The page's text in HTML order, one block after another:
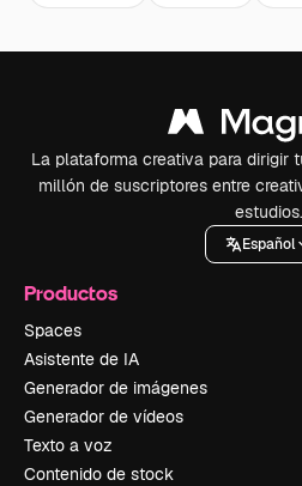
La plataforma creativa para dirigir
millón de suscriptores entre
estudios.
Español
Productos
Spaces
Asistente de IA
Generador de imágenes
Generador de vídeos
Texto a voz
Contenido de stock